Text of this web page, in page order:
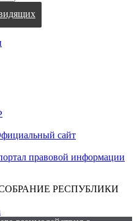
сайт
правовой информации
СОБРАНИЕ РЕСПУБЛИКИ